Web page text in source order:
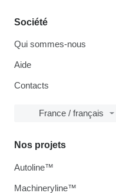
Société
Qui sommes-nous
Aide
Contacts
France / français
Nos projets
Autoline™
Machineryline™